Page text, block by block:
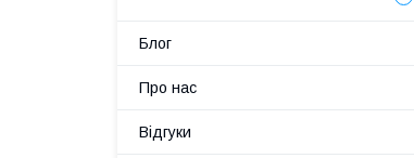
Блог
Про нас
Відгуки